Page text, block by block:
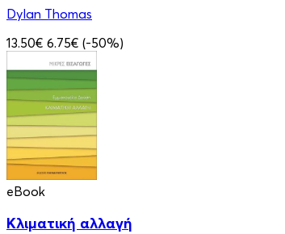
Dylan Thomas
13.50€ 6.75€ (-50%)
eBook
Κλιματική αλλαγή